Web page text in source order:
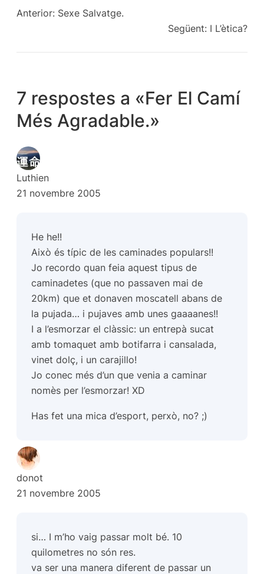
Anterior: Sexe Salvatge.
Següent: I L’ètica?
7 respostes a «Fer El Camí
Més Agradable.»
Luthien
21 novembre 2005
He he!!
Això és típic de les caminades populars!!
Jo recordo quan feia aquest tipus de
caminadetes (que no passaven mai de
20km) que et donaven moscatell abans de
la pujada… i pujaves amb unes gaaaanes!!
I a l’esmorzar el clàssic: un entrepà sucat
amb tomaquet amb botifarra i cansalada,
vinet dolç, i un carajillo!
Jo conec més d’un que venia a caminar
nomès per l’esmorzar! XD
Has fet una mica d’esport, perxò, no? ;)
donot
21 novembre 2005
si… I m’ho vaig passar molt bé. 10
quilometres no són res.
va ser una manera diferent de passar un